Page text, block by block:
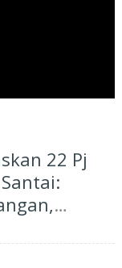
22 Pj